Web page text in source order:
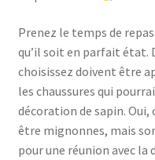
Prenez le temps de
qu’il soit en parfait état.
choisissez doivent être
les chaussures qui
décoration de sapin.
être mignonnes, mais
pour une réunion avec la